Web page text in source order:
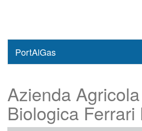
PortAlGas
Azienda Agricola
Biologica Ferrari